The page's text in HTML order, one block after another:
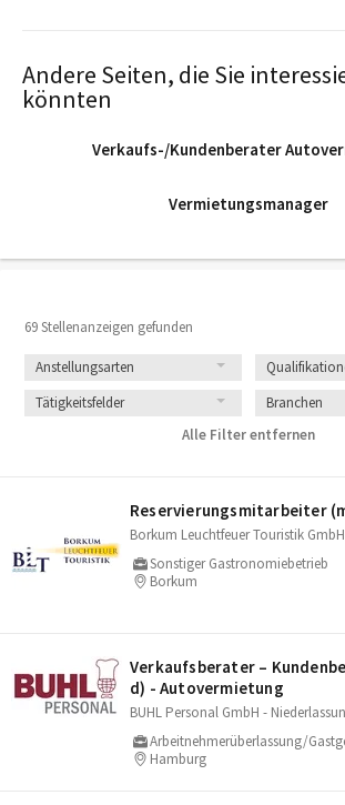
69 Stellenanzeigen gefunden
Anstellungsarten
Tätigkeitsfelder
Branchen
Alle Filter entfernen
Reservierungsmitarbeiter
Borkum Leuchtfeuer Touristik GmbH
Sonstiger Gastronomiebetrieb
Borkum
Verkaufsberater –
d) - Autovermietung
BUHL Personal GmbH -
Arbeitnehmerüberlassung/
Hamburg
Andere Seiten, die Sie
könnten
Verkaufs-/Kundenberater
Vermietungsmanager